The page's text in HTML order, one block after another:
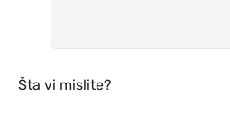
Šta vi mislite?